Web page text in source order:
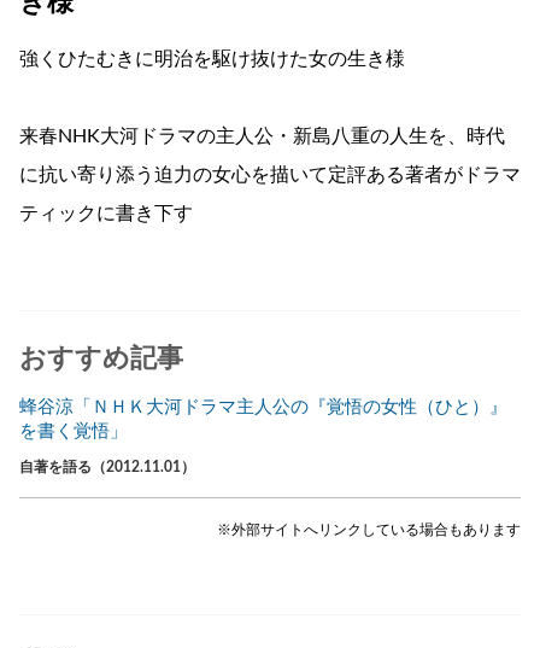
強くひたむきに明治を駆け抜けた女の生き様
来春NHK大河ドラマの主人公・新島八重の人生を、時代
に抗い寄り添う迫力の女心を描いて定評ある著者がドラマ
ティックに書き下す
おすすめ記事
蜂谷涼「ＮＨＫ大河ドラマ主人公の『覚悟の女性（ひと）』
を書く覚悟」
自著を語る（2012.11.01）
※外部サイトへリンクしている場合もあります